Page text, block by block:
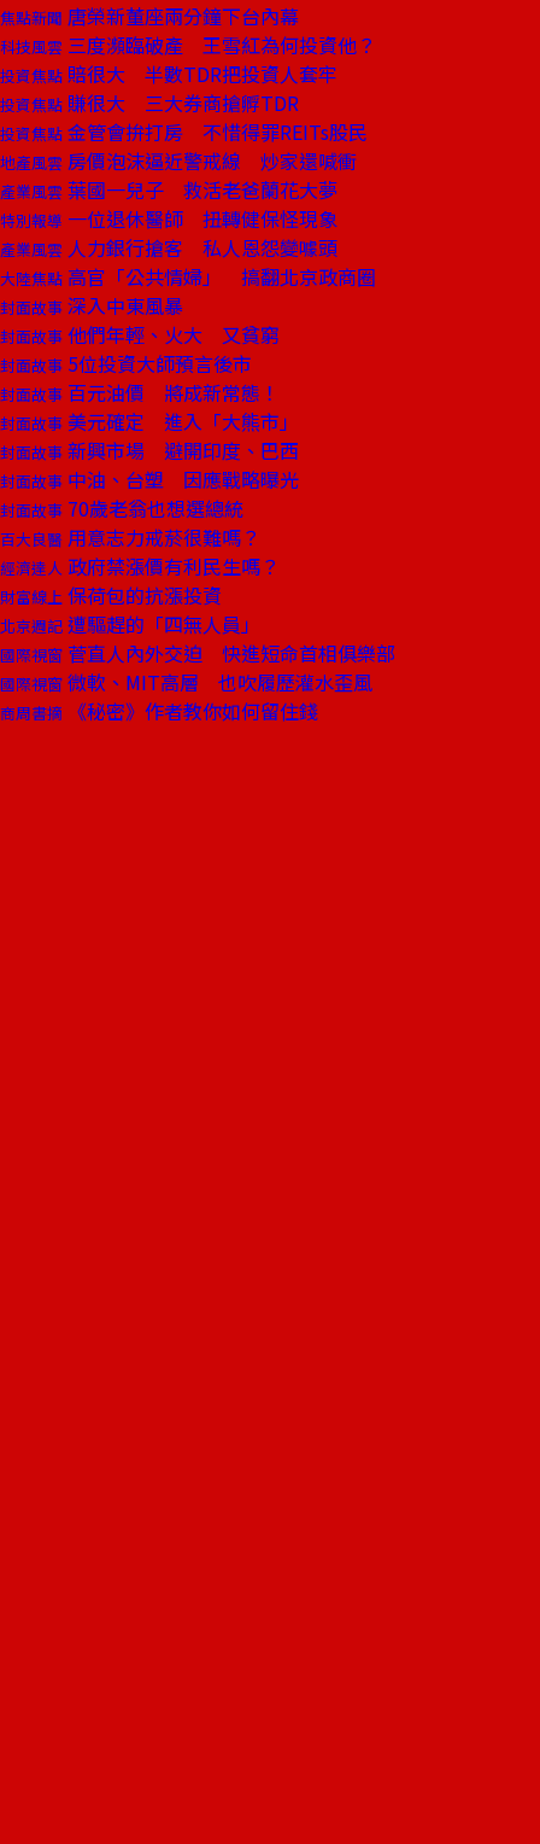
焦點新聞 唐榮新董座兩分鐘下台內幕
科技風雲 三度瀕臨破產 王雪紅為何投資他？
投資焦點 賠很大 半數TDR把投資人套牢
投資焦點 賺很大 三大券商搶孵TDR
投資焦點 金管會拚打房 不惜得罪REITs股民
地產風雲 房價泡沫逼近警戒線 炒家還喊衝
產業風雲 葉國一兒子 救活老爸蘭花大夢
特別報導 一位退休醫師 扭轉健保怪現象
產業風雲 人力銀行搶客 私人恩怨變噱頭
大陸焦點 高官「公共情婦」 搞翻北京政商圈
封面故事 深入中東風暴
封面故事 他們年輕、火大 又貧窮
封面故事 5位投資大師預言後市
封面故事 百元油價 將成新常態！
封面故事 美元確定 進入「大熊市」
封面故事 新興市場 避開印度、巴西
封面故事 中油、台塑 因應戰略曝光
封面故事 70歲老翁也想選總統
百大良醫 用意志力戒菸很難嗎？
經濟達人 政府禁漲價有利民生嗎？
財富線上 保荷包的抗漲投資
北京週記 遭驅趕的「四無人員」
國際視窗 菅直人內外交迫 快進短命首相俱樂部
國際視窗 微軟、MIT高層 也吹履歷灌水歪風
商周書摘 《秘密》作者教你如何留住錢